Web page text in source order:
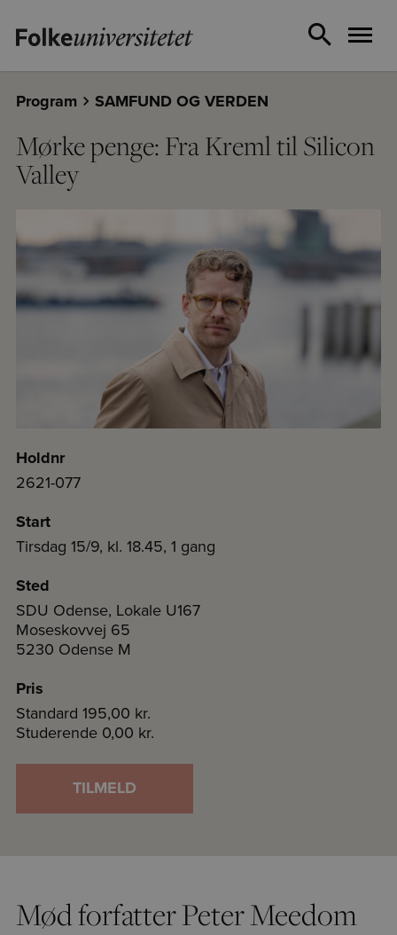
Program SAMFUND OG VERDEN
Mørke penge: Fra Kreml til Silicon
Valley
Holdnr
2621-077
Start
Tirsdag 15/9, kl. 18.45, 1 gang
Sted
SDU Odense, Lokale U167
Moseskovvej 65
5230 Odense M
Pris
Standard 195,00 kr.
Studerende 0,00 kr.
TILMELD
Mød forfatter Peter Meedom